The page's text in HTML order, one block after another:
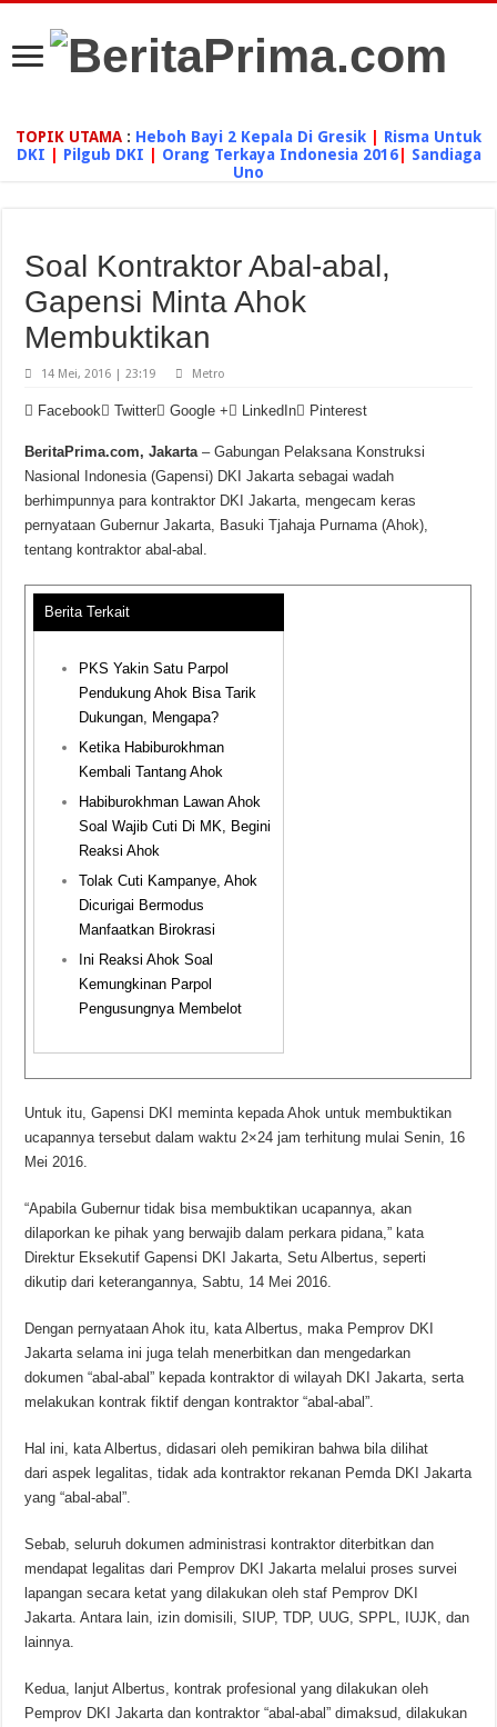
TOPIK UTAMA : Heboh Bayi 2 Kepala Di Gresik
Risma Untuk
DKI
Pilgub DKI Orang Terkaya Indonesia 2016|
Sandiaga
Uno
Soal Kontraktor Abal-abal,
Gapensi Minta Ahok
Membuktikan
14 Mei, 2016 | 23:19 Metro
Facebook Twitter Google + LinkedIn Pinterest
BeritaPrima.com, Jakarta– Gabungan Pelaksana Konstruksi
Nasional Indonesia (Gapensi) DKI Jakarta sebagai wadah
berhimpunnya para kontraktor DKI Jakarta, mengecam keras
pernyataan Gubernur Jakarta, Basuki Tjahaja Purnama (Ahok),
tentang kontraktor abal-abal.
Berita Terkait
PKS Yakin Satu Parpol
Pendukung Ahok Bisa Tarik
Dukungan, Mengapa?
Ketika Habiburokhman
Kembali Tantang Ahok
Habiburokhman Lawan Ahok
Soal Wajib Cuti Di MK, Begini
Reaksi Ahok
Tolak Cuti Kampanye, Ahok
Dicurigai Bermodus
Manfaatkan Birokrasi
Ini Reaksi Ahok Soal
Kemungkinan Parpol
Pengusungnya Membelot
Untuk itu, Gapensi DKI meminta kepada Ahok untuk membuktikan
ucapannya tersebut dalam waktu 2×24 jam terhitung mulai Senin, 16
Mei 2016.
“Apabila Gubernur tidak bisa membuktikan ucapannya, akan
dilaporkan ke pihak yang berwajib dalam perkara pidana,” kata
Direktur Eksekutif Gapensi DKI Jakarta, Setu Albertus, seperti
dikutip dari keterangannya, Sabtu, 14 Mei 2016.
Dengan pernyataan Ahok itu, kata Albertus, maka Pemprov DKI
Jakarta selama ini juga telah menerbitkan dan mengedarkan
dokumen “abal-abal” kepada kontraktor di wilayah DKI Jakarta, serta
melakukan kontrak fiktif dengan kontraktor “abal-abal”.
Hal ini, kata Albertus, didasari oleh pemikiran bahwa bila dilihat
dari aspek legalitas, tidak ada kontraktor rekanan Pemda DKI Jakarta
yang “abal-abal”.
Sebab, seluruh dokumen administrasi kontraktor diterbitkan dan
mendapat legalitas dari Pemprov DKI Jakarta melalui proses survei
lapangan secara ketat yang dilakukan oleh staf Pemprov DKI
Jakarta. Antara lain, izin domisili, SIUP, TDP, UUG, SPPL, IUJK, dan
lainnya.
Kedua, lanjut Albertus, kontrak profesional yang dilakukan oleh
Pemprov DKI Jakarta dan kontraktor “abal-abal” dimaksud, dilakukan